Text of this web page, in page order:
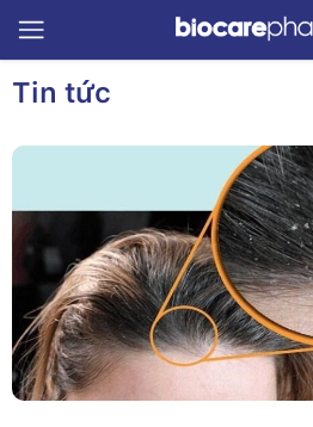
Tin tức